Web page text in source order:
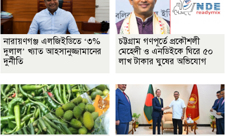
নারায়ণগঞ্জ এলজিইডিতে ‘৩%
দুলাল’ খ্যাত আহসানুজ্জামানের
দুর্নীতি
চট্টগ্রাম গণপূর্তে প্রকৌশলী
মেহেদী ও এনডিইকে ঘিরে ৫০
লাখ টাকার ঘুষের অভিযোগ